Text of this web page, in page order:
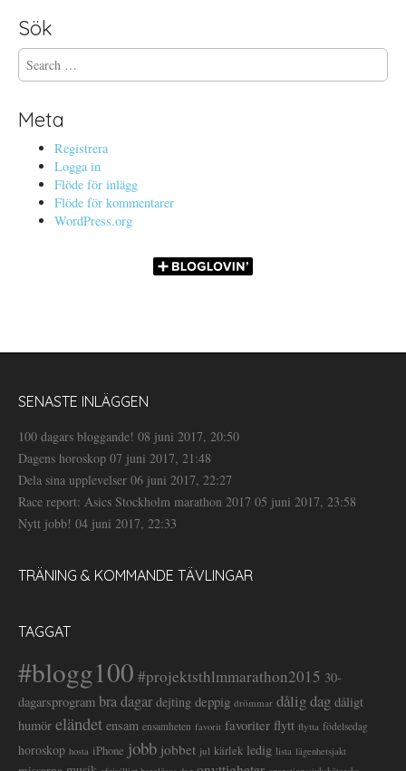
Sök
S
e
r
cMeta
Registrera
Logga in
Flöde för inlägg
Flöde för kommentarer
WordPress.org
SENASTE INLÄGGEN
100 dagars bloggande! 08 juni 2017, 20:50
Dagens horoskop 07 juni 2017, 21:48
Dela sina upplevelser 06 juni 2017, 22:27
Race report: Asics Stockholm marathon 2017 05 juni 2017, 23:58
Nytt jobb! 04 juni 2017, 22:33
TRÄNING & KOMMANDE TÄVLINGAR
TAGGAT
#blogg100 #projektsthlmmarathon2015 30-
dagarsprogram bra dagar dejting deppig drömmar dålig dag dåligt
humör eländet ensam ensamheten favorit favoriter flytt flytta födelsedag
horoskop hosta iPhone jobb jobbet jul kärlek ledig lista lägenhetsjakt